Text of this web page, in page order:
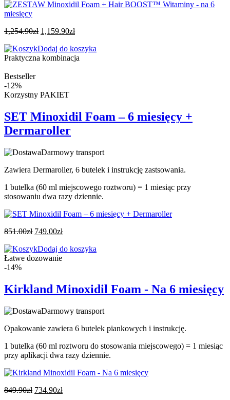
1,254.90zł 1,159.90zł
Dodaj do koszyka
Praktyczna kombinacja
Bestseller
-12%
Korzystny PAKIET
SET Minoxidil Foam – 6 miesięcy +
Dermaroller
Darmowy transport
Zawiera Dermaroller, 6 butelek i instrukcję zastsowania.
1 butelka (60 ml miejscowego roztworu) = 1 miesiąc przy
stosowaniu dwa razy dziennie.
851.00zł 749.00zł
Dodaj do koszyka
Łatwe dozowanie
-14%
Kirkland Minoxidil Foam - Na 6 miesięcy
Darmowy transport
Opakowanie zawiera 6 butelek piankowych i instrukcję.
1 butelka (60 ml roztworu do stosowania miejscowego) = 1 miesiąc
przy aplikacji dwa razy dziennie.
849.90zł 734.90zł